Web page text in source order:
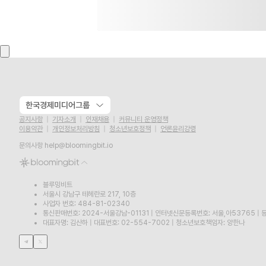
한국경제미디어그룹
공지사항 기자소개 인재채용
커뮤니티 운영정책
이용약관
개인정보처리방침 청소년보호정책
언론윤리강령
문의사항 help@bloomingbit.io
블루밍비트
서울시 강남구 테헤란로 217, 10층
사업자 번호: 484-81-02340
통신판매번호: 2024-서울강남-01131
인터넷신문등록번호: 서울,아53765
대표자명: 김산하
대표번호: 02-554-7002 청소년보호책임자: 양한나